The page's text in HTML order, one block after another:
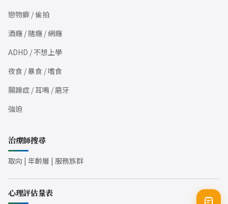
戀物癖 / 偷拍
酒癮 / 賭癮 / 網癮
ADHD / 不想上學
夜食 / 暴食 / 嗜食
腸躁症 / 耳鳴 / 磨牙
強迫
治療師搜尋
取向 | 年齡層 | 服務族群
心理評估量表